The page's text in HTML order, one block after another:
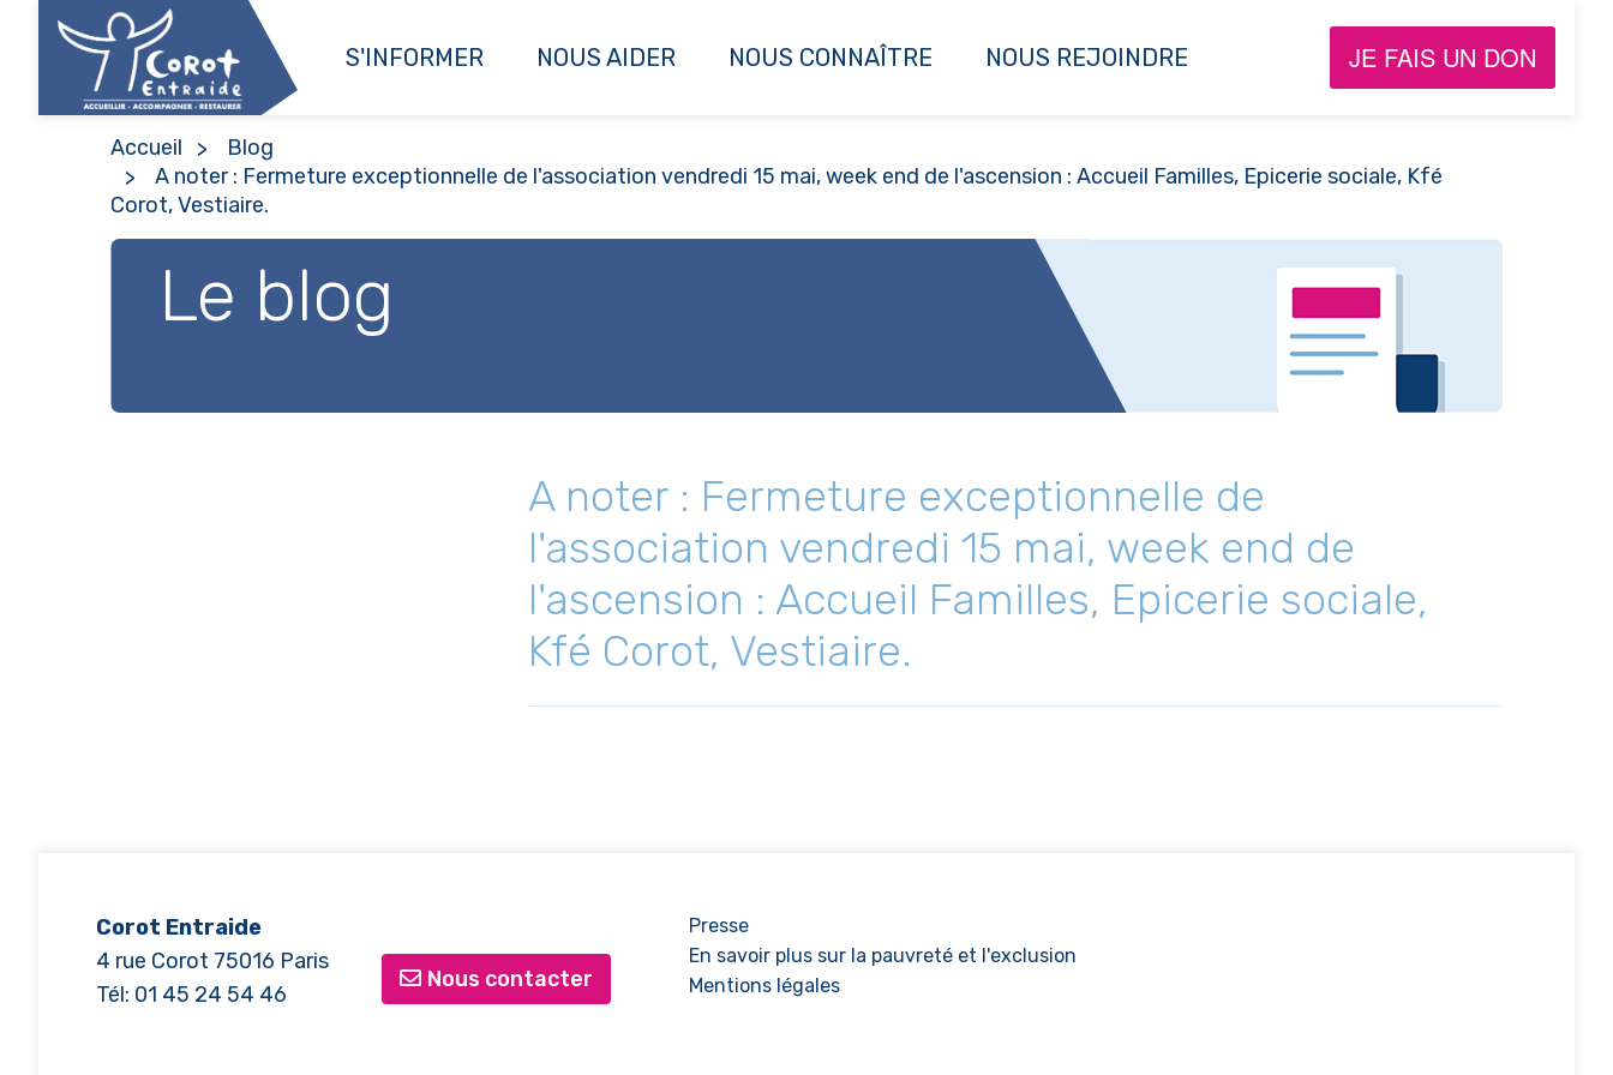
S'INFORMER NOUS AIDER NOUS CONNAÎTRE NOUS REJOINDRE JE FAIS UN DON
Accueil
Blog
A noter : Fermeture exceptionnelle de l'association vendredi 15 mai, week end de l'ascension : Accueil Familles, Epicerie sociale, Kfé
Corot, Vestiaire.
Le blog
A noter : Fermeture exceptionnelle de
l'association vendredi 15 mai, week end de
l'ascension : Accueil Familles, Epicerie sociale,
Kfé Corot, Vestiaire.
Corot Entraide
4 rue Corot 75016 Paris
Tél: 01 45 24 54 46
Nous contacter
Presse
En savoir plus sur la pauvreté et l'exclusion
Mentions légales